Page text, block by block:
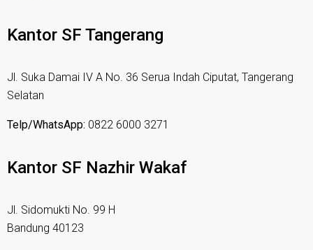
Kantor SF Tangerang
Jl. Suka Damai IV A No. 36 Serua Indah Ciputat, Tangerang
Selatan
Telp/WhatsApp: 0822 6000 3271
Kantor SF Nazhir Wakaf
Jl. Sidomukti No. 99 H
Bandung 40123